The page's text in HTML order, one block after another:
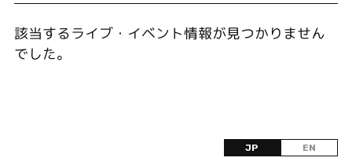
該当するライブ・イベント情報が見つかりません
でした。
JP EN